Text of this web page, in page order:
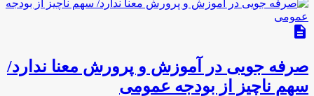
description
صرفه جویی در آموزش و پرورش معنا ندارد/
سهم ناچیز از بودجه عمومی